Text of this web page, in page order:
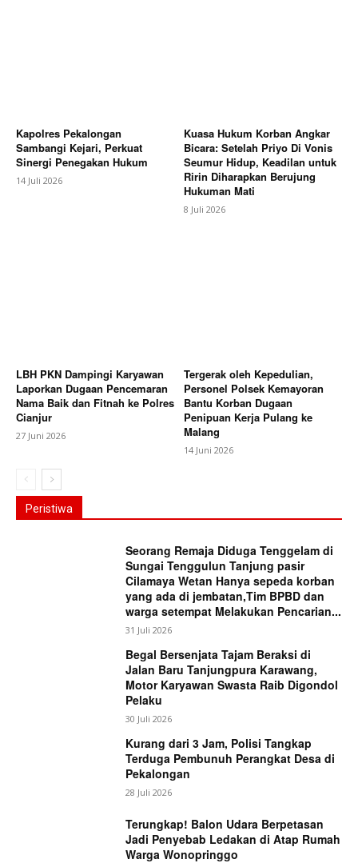
Kapolres Pekalongan
Sambangi Kejari, Perkuat
Sinergi Penegakan Hukum
14 Juli 2026
Kuasa Hukum Korban Angkar
Bicara: Setelah Priyo Di Vonis
Seumur Hidup, Keadilan untuk
Ririn Diharapkan Berujung
Hukuman Mati
8 Juli 2026
LBH PKN Dampingi Karyawan
Laporkan Dugaan Pencemaran
Nama Baik dan Fitnah ke Polres
Cianjur
27 Juni 2026
Tergerak oleh Kepedulian,
Personel Polsek Kemayoran
Bantu Korban Dugaan
Penipuan Kerja Pulang ke
Malang
14 Juni 2026
Peristiwa
Seorang Remaja Diduga Tenggelam di
Sungai Tenggulun Tanjung pasir
Cilamaya Wetan Hanya sepeda korban
yang ada di jembatan,Tim BPBD dan
warga setempat Melakukan Pencarian...
31 Juli 2026
Begal Bersenjata Tajam Beraksi di
Jalan Baru Tanjungpura Karawang,
Motor Karyawan Swasta Raib Digondol
Pelaku
30 Juli 2026
Kurang dari 3 Jam, Polisi Tangkap
Terduga Pembunuh Perangkat Desa di
Pekalongan
28 Juli 2026
Terungkap! Balon Udara Berpetasan
Jadi Penyebab Ledakan di Atap Rumah
Warga Wonopringgo